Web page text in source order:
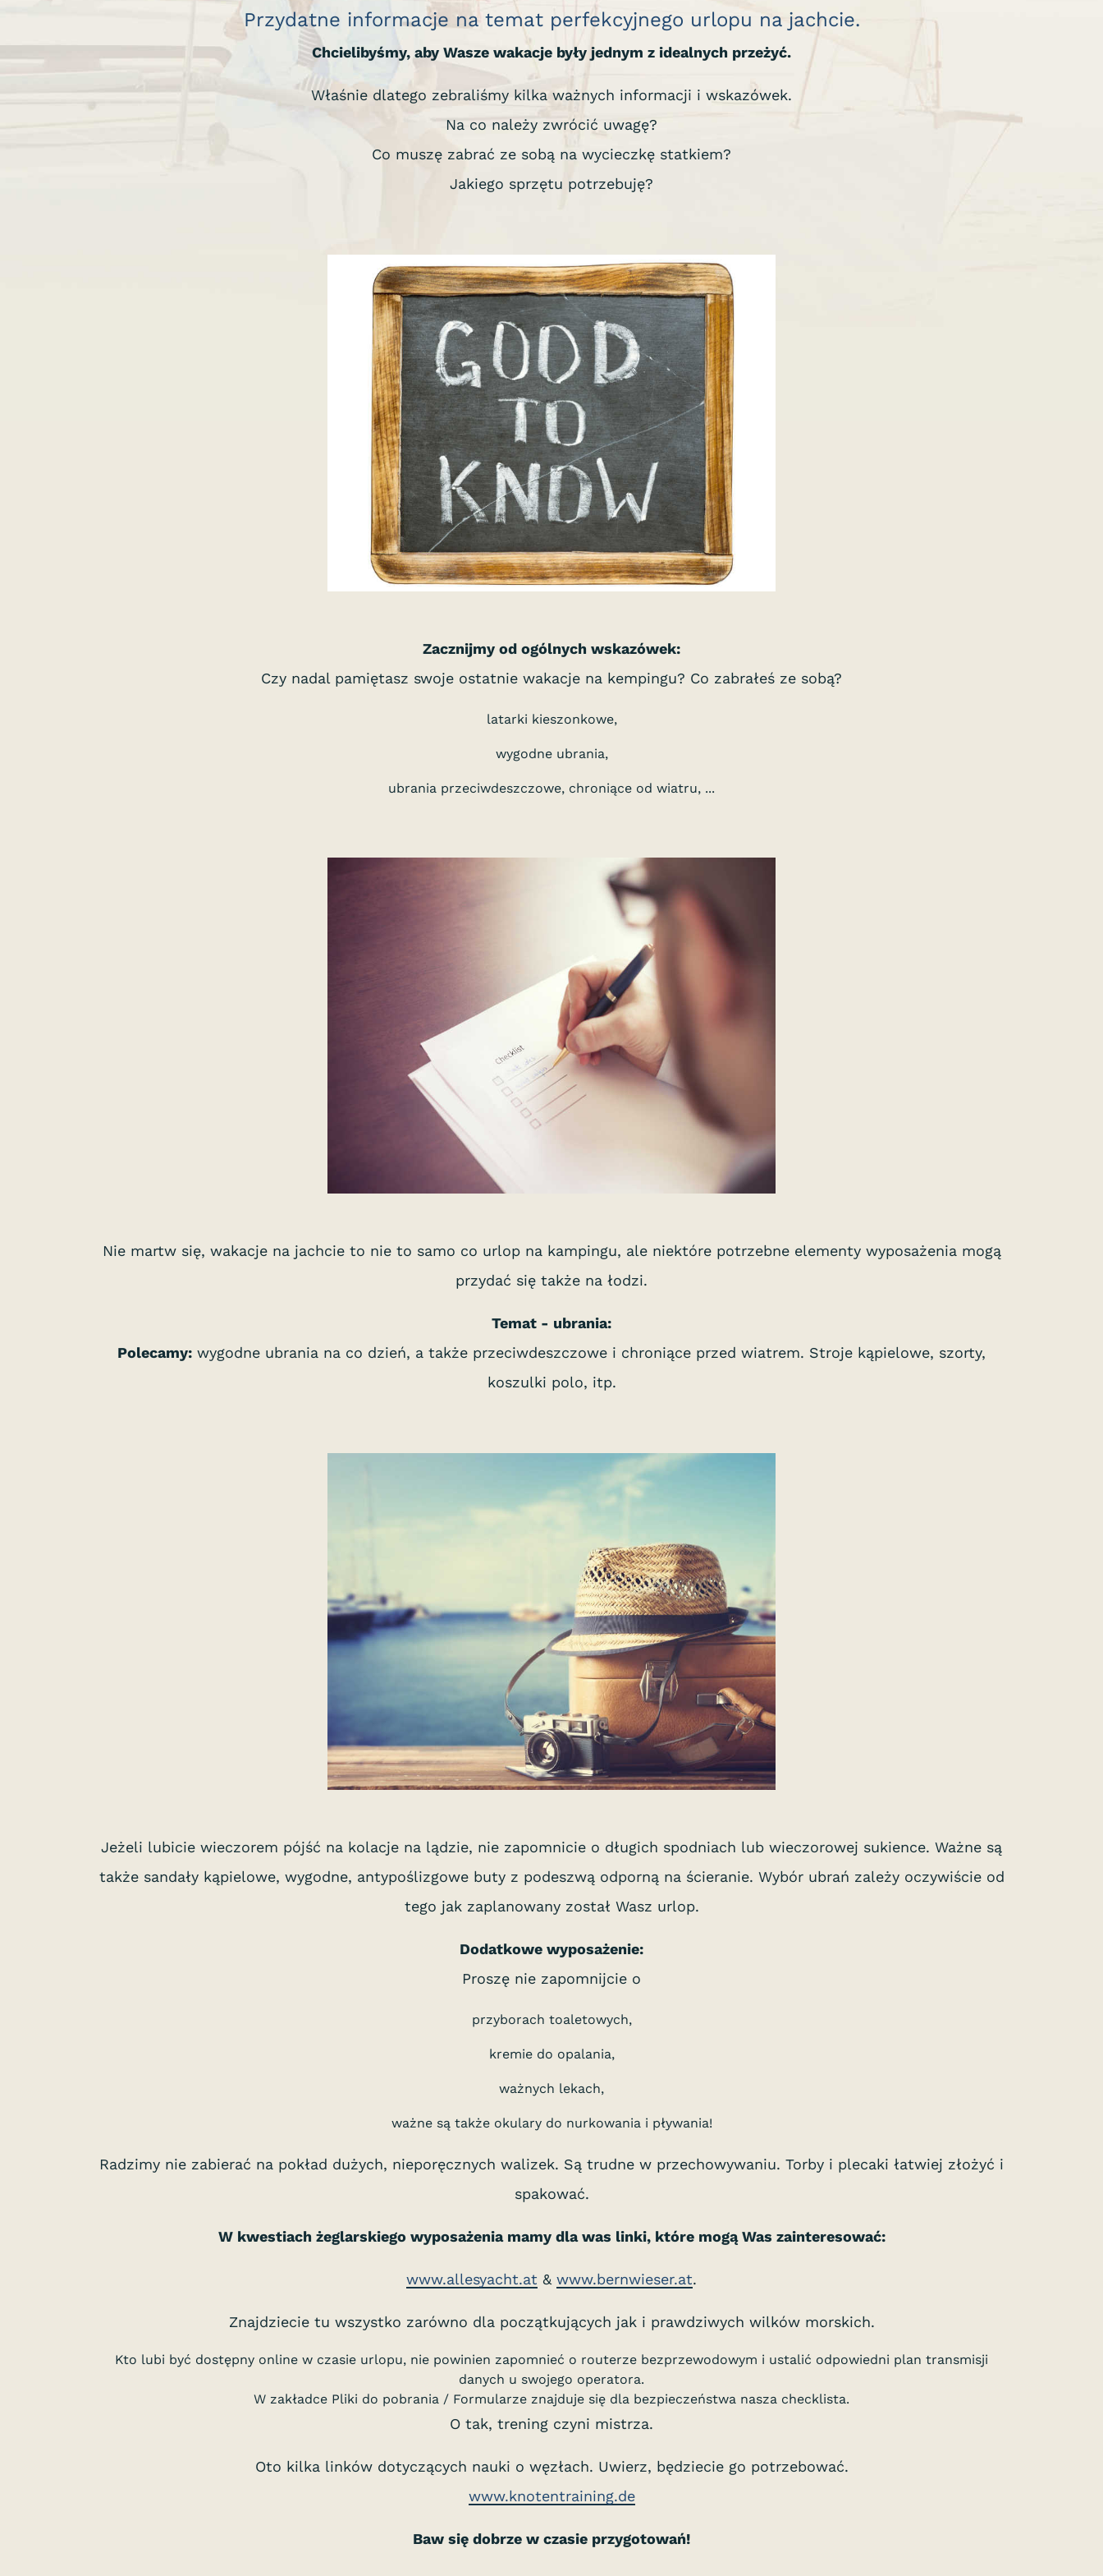
Przydatne informacje na temat perfekcyjnego urlopu na jachcie.
Chcielibyśmy, aby Wasze wakacje były jednym z idealnych przeżyć.
Właśnie dlatego zebraliśmy kilka ważnych informacji i wskazówek.
Na co należy zwrócić uwagę?
Co muszę zabrać ze sobą na wycieczkę statkiem?
Jakiego sprzętu potrzebuję?
Zacznijmy od ogólnych wskazówek:
Czy nadal pamiętasz swoje ostatnie wakacje na kempingu? Co zabrałeś ze sobą?
latarki kieszonkowe,
wygodne ubrania,
ubrania przeciwdeszczowe, chroniące od wiatru, ...
Nie martw się, wakacje na jachcie to nie to samo co urlop na kampingu, ale niektóre potrzebne elementy wyposażenia mogą
przydać się także na łodzi.
Temat - ubrania:
Polecamy: wygodne ubrania na co dzień, a także przeciwdeszczowe i chroniące przed wiatrem. Stroje kąpielowe, szorty,
koszulki polo, itp.
Jeżeli lubicie wieczorem pójść na kolacje na lądzie, nie zapomnicie o długich spodniach lub wieczorowej sukience. Ważne są
także sandały kąpielowe, wygodne, antypoślizgowe buty z podeszwą odporną na ścieranie. Wybór ubrań zależy oczywiście od
tego jak zaplanowany został Wasz urlop.
Dodatkowe wyposażenie:
Proszę nie zapomnijcie o
przyborach toaletowych,
kremie do opalania,
ważnych lekach,
ważne są także okulary do nurkowania i pływania!
Radzimy nie zabierać na pokład dużych, nieporęcznych walizek. Są trudne w przechowywaniu. Torby i plecaki łatwiej złożyć i
spakować.
W kwestiach żeglarskiego wyposażenia mamy dla was linki, które mogą Was zainteresować:
www.allesyacht.at & www.bernwieser.at.
Znajdziecie tu wszystko zarówno dla początkujących jak i prawdziwych wilków morskich.
Kto lubi być dostępny online w czasie urlopu, nie powinien zapomnieć o routerze bezprzewodowym i ustalić odpowiedni plan transmisji
danych u swojego operatora.
W zakładce Pliki do pobrania / Formularze znajduje się dla bezpieczeństwa nasza checklista.
O tak, trening czyni mistrza.
Oto kilka linków dotyczących nauki o węzłach. Uwierz, będziecie go potrzebować.
www.knotentraining.de
Baw się dobrze w czasie przygotowań!